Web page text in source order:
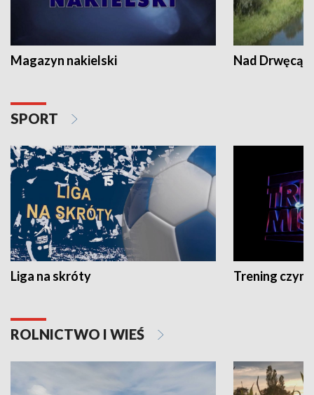
Magazyn nakielski Nad Drwęcą
SPORT
Liga na skróty Trening czyni
ROLNICTWO I WIEŚ